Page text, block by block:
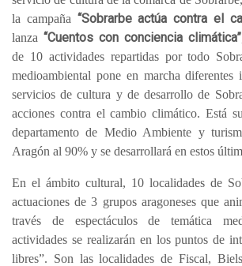
la campaña “Sobrarbe actúa contra el
lanza “Cuentos con conciencia climática”
de 10 actividades repartidas por todo
medioambiental pone en marcha diferentes
servicios de cultura y de desarrollo de
acciones contra el cambio climático. Está
departamento de Medio Ambiente y
Aragón al 90% y se desarrollará en estos
En el ámbito cultural, 10 localidades de
actuaciones de 3 grupos aragoneses que
través de espectáculos de temática
actividades se realizarán en los puntos de
libres”. Son las localidades de Fiscal,